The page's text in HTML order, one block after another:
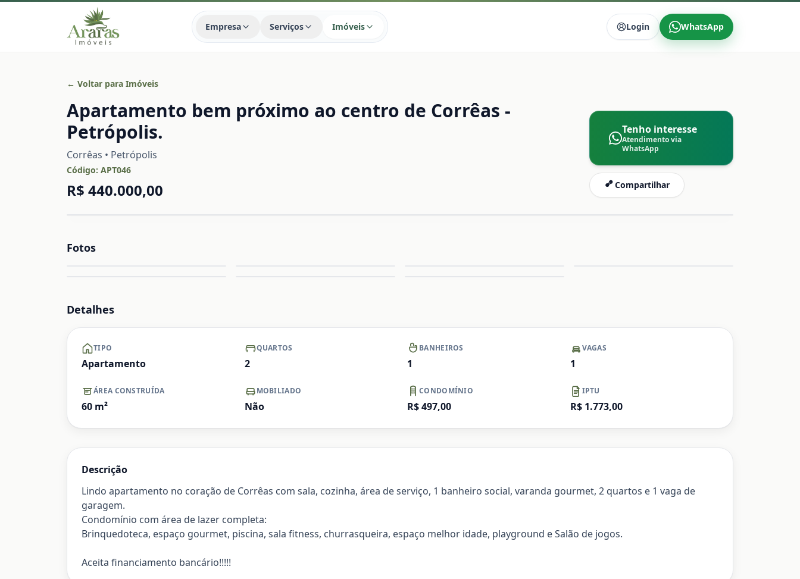
Empresa Serviços Imóveis Login WhatsApp
← Voltar para Imóveis
Apartamento bem próximo ao centro de Corrêas -
Petrópolis.
Corrêas • Petrópolis
Código: APT046
R$ 440.000,00
Tenho interesse
Atendimento via
WhatsApp
Compartilhar
Fotos
Detalhes
TIPO
Apartamento
QUARTOS
2
BANHEIROS
1
VAGAS
1
ÁREA CONSTRUÍDA
60 m²
MOBILIADO
Não
CONDOMÍNIO
R$ 497,00
IPTU
R$ 1.773,00
Descrição
Lindo apartamento no coração de Corrêas com sala, cozinha, área de serviço, 1 banheiro social, varanda gourmet, 2 quartos e 1 vaga de
garagem.
Condomínio com área de lazer completa:
Brinquedoteca, espaço gourmet, piscina, sala fitness, churrasqueira, espaço melhor idade, playground e Salão de jogos.
Aceita financiamento bancário!!!!!